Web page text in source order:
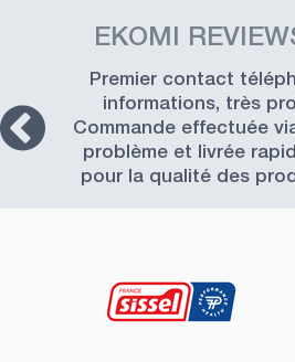
EKOMI
Premier contact
informations, très
Commande effectuée
problème et livrée
pour la qualité des